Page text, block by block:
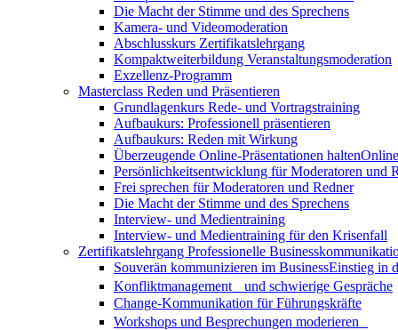
Die Macht der Stimme und des Sprechens
Kamera- und Videomoderation
Abschlusskurs Zertifikatslehrgang
Kompaktweiterbildung Veranstaltungsmoderation
Exzellenz-Programm
Masterclass Reden und Präsentieren
Grundlagenkurs Rede- und Vortragstraining
Aufbaukurs: Professionell präsentieren
Aufbaukurs: Reden mit Wirkung
Überzeugende Online-Präsentationen halten
Persönlichkeitsentwicklung für Moderatoren und
Frei sprechen für Moderatoren und Redner
Die Macht der Stimme und des Sprechens
Interview- und Medientraining
Interview- und Medientraining für den Krisenfall
Zertifikatslehrgang Professionelle
Souverän kommunizieren im BusinessEinstieg in
Konfliktmanagement und schwierige Gespräche
Change-Kommunikation für Führungskräfte
Workshops und Besprechungen moderieren